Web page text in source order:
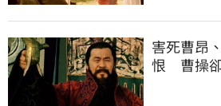
害死曹昂
恨 曹操